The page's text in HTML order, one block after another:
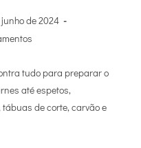
de 2024
tudo para preparar o
até espetos,
de corte, carvão e